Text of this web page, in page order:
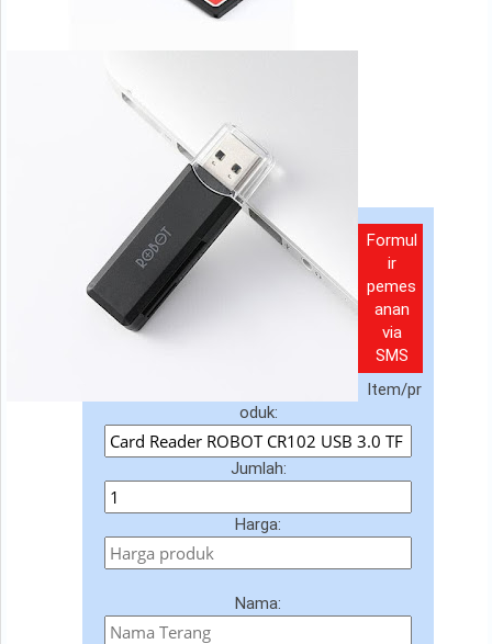
Formul
ir
pemes
anan
via
SMS
Item/pr
oduk:
Jumlah:
Harga:
Nama: